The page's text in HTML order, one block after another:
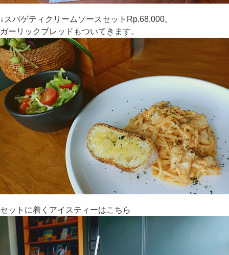
↓スパゲティクリームソースセットRp.68,000。
ガーリックブレッドもついてきます。
セットに着くアイスティーはこちら